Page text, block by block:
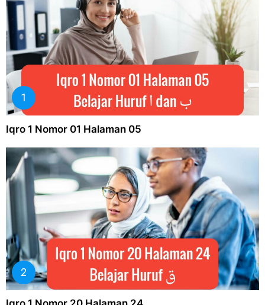
Iqro 1 Nomor 01 Halaman 05